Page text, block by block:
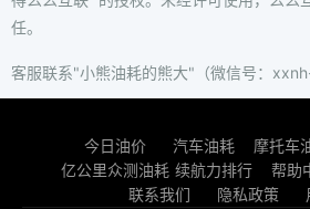
任。
客服联系"小熊油耗的熊大"（微信号：
今日油价 汽车油耗 摩托车
亿公里众测油耗 续航力排行 帮助
联系我们
隐私政策